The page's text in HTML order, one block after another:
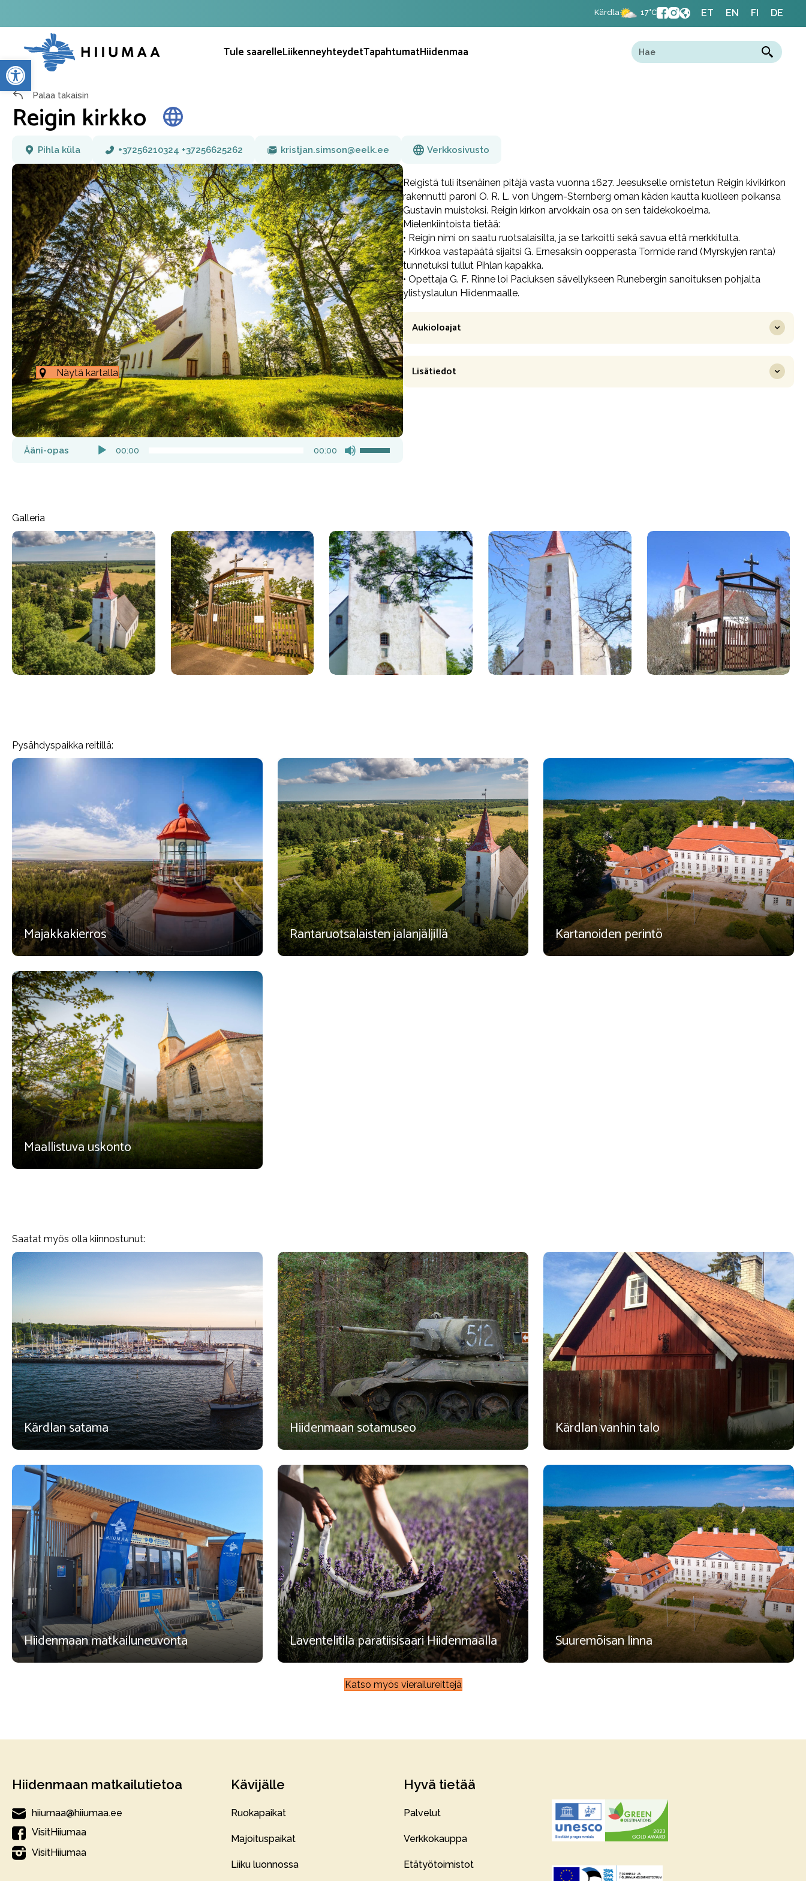
Open toolbar
Kärdla 17°C ET EN FI DE
Tule saarelleLiikenneyhteydetTapahtumatHiidenmaa
Palaa takaisin
Reigin kirkko
Pihla küla +37256210324 +37256625262 kristjan.simson@eelk.ee Verkkosivusto
Näytä kartalla
Ääni-opas Äänitoistin
00:00 00:00
Reigistä tuli itsenäinen pitäjä vasta vuonna 1627. Jeesukselle omistetun Reigin kivikirkon
rakennutti paroni O. R. L. von Ungern-Sternberg oman käden kautta kuolleen poikansa
Gustavin muistoksi. Reigin kirkon arvokkain osa on sen taidekokoelma.
Mielenkiintoista tietää:
• Reigin nimi on saatu ruotsalaisilta, ja se tarkoitti sekä savua että merkkitulta.
• Kirkkoa vastapäätä sijaitsi G. Ernesaksin oopperasta Tormide rand (Myrskyjen ranta)
tunnetuksi tullut Pihlan kapakka.
• Opettaja G. F. Rinne loi Paciuksen sävellykseen Runebergin sanoituksen pohjalta
ylistyslaulun Hiidenmaalle.
Aukioloajat
Lisätiedot
Galleria
Pysähdyspaikka reitillä:
Majakkakierros Rantaruotsalaisten jalanjäljillä Kartanoiden perintö
Maallistuva uskonto
Saatat myös olla kiinnostunut:
Kärdlan satama Hiidenmaan sotamuseo Kärdlan vanhin talo
Hiidenmaan matkailuneuvonta Laventelitila paratiisisaari Hiidenmaalla Suuremõisan linna
Katso myös vierailureittejä
Hiidenmaan matkailutietoa
hiiumaa@hiiumaa.ee
VisitHiiumaa
VisitHiiumaa
Kävijälle
Ruokapaikat
Majoituspaikat
Liiku luonnossa
Hyvä tietää
Palvelut
Verkkokauppa
Etätyötoimistot